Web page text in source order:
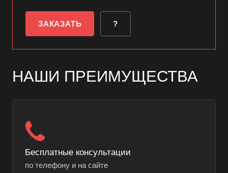
ЗАКАЗАТЬ ?
НАШИ ПРЕИМУЩЕСТВА
Бесплатные консультации
по телефону и на сайте